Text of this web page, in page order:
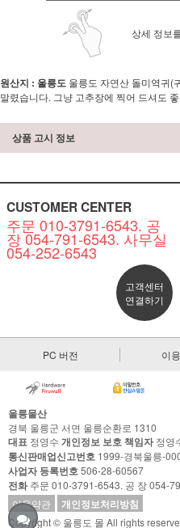
상세 정보
원산지 : 울릉도 울릉도 자연산 돌미역귀(
말렸습니다. 그냥 고추장에 찍어 드셔도
상품 고시 정보
CUSTOMER CENTER
주문 010-3791-6543. 공
장 054-791-6543. 사무실
054-252-6543
고객센터
연결하기
PC 버전 이
울릉물산
경북 울릉군 서면 울릉순환로 1310
대표 정영수 개인정보 보호 책임자정영
통신판매업신고번호 1999-경북울릉-
사업자 등록번호506-28-60567
전화주문 010-3791-6543. 공 장 054-
이용약관 개인정보처리방침
Copyright © 울릉도 몰 All rights